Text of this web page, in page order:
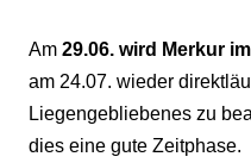
Am 29.06. wird Merkur
am 24.07. wieder
Liegengebliebenes zu
dies eine gute Zeitphase.